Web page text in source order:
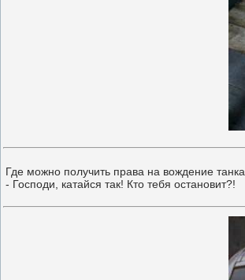
Где можно получить права на вождение танка
- Господи, катайся так! Кто тебя остановит?!